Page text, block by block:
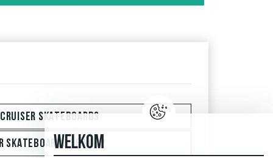
SKATEBOARDS
SKATEBOARDS TE KOOP
WELKOM